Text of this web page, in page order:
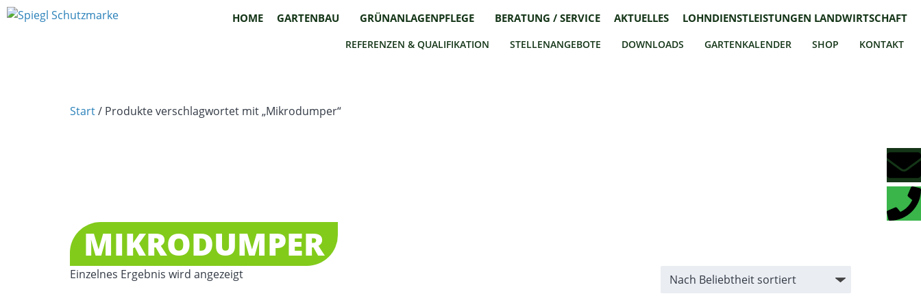
HOME GARTENBAU GRÜNANLAGENPFLEGE BERATUNG / SERVICE AKTUELLES LOHNDIENSTLEISTUNGEN LANDWIRTSCHAFT
REFERENZEN & QUALIFIKATION STELLENANGEBOTE DOWNLOADS GARTENKALENDER SHOP KONTAKT
Start/ Produkte verschlagwortet mit „Mikrodumper“
MIKRODUMPER
Einzelnes Ergebnis wird angezeigt